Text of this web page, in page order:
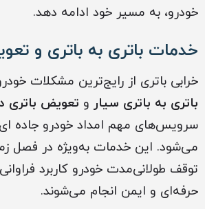
خودرو، به مسیر خود ادامه دهد.
خدمات باتری به باتری و
خرابی باتری از رایج‌ترین مشکلات
باتری به باتری سیار و تعویض باتری
سرویس‌های مهم امداد خودرو جاده
می‌شود. این خدمات به‌ویژه در فصل
توقف طولانی‌مدت خودرو کاربرد
حرفه‌ای و ایمن انجام می‌شوند.